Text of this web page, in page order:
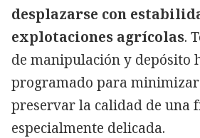
desplazarse con
explotaciones agrícolas.
de manipulación y depósito
programado para minimizar
preservar la calidad de una
especialmente delicada.